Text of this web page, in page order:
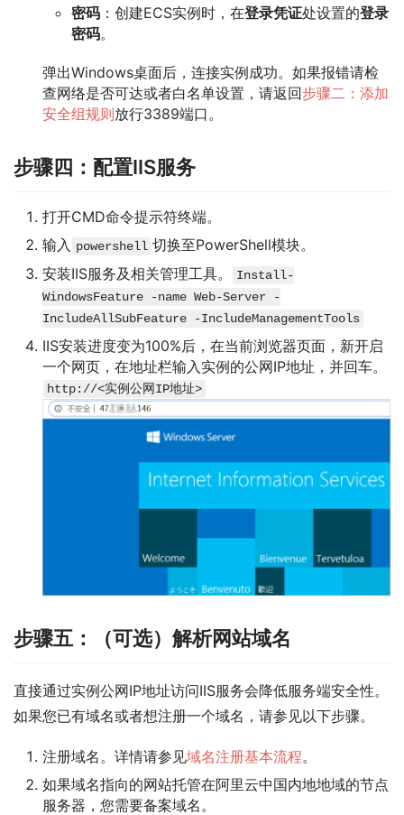
密码 ：创建ECS实例时，在登录凭证处设置的登录
密码。
弹出Windows桌面后，连接实例成功。如果报错请检
查网络是否可达或者白名单设置，请返回步骤二：添加
安全组规则放行3389端口。
步骤四：配置IIS服务
打开CMD命令提示符终端。
输入 powershell 切换至PowerShell模块。
安装IIS服务及相关管理工具。
Install-
WindowsFeature -name Web-Server -
IncludeAllSubFeature -IncludeManagementTools
IIS安装进度变为100%后，在当前浏览器页面，新开启
一个网页，在地址栏输入实例的公网IP地址，并回车。
http://<实例公网IP地址>
步骤五：（可选）解析网站域名
直接通过实例公网IP地址访问IIS服务会降低服务端安全性。
如果您已有域名或者想注册一个域名，请参见以下步骤。
注册域名。详情请参见域名注册基本流程。
如果域名指向的网站托管在阿里云中国内地地域的节点
服务器，您需要备案域名。